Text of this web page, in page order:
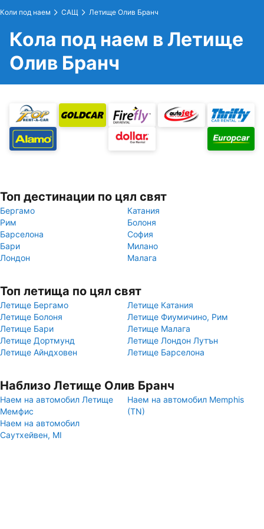
Коли под наем САЩ Летище Олив Бранч
Кола под наем в Летище
Олив Бранч
Топ дестинации по цял свят
Бергамо
Катания
Рим
Болоня
Барселона
София
Бари
Милано
Лондон
Малага
Топ летища по цял свят
Летище Бергамо
Летище Катания
Летище Болоня
Летище Фиумичино, Рим
Летище Бари
Летище Малага
Летище Дортмунд
Летище Лондон Лутън
Летище Айндховен
Летище Барселона
Наблизо Летище Олив Бранч
Наем на автомобил Летище
Мемфис
Наем на автомобил Memphis
(TN)
Наем на автомобил
Саутхейвен, MI